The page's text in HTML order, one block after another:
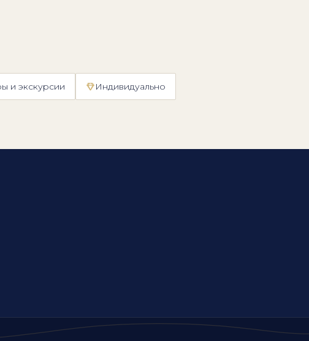
и экскурсии Индивидуально